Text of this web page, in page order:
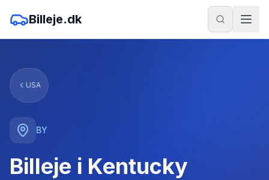
Billeje.dk
USA
BY
Billeje i Kentucky